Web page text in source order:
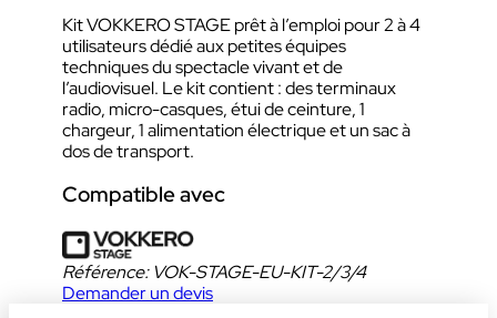
Kit VOKKERO STAGE prêt à l’emploi pour 2 à 4
utilisateurs dédié aux petites équipes
techniques du spectacle vivant et de
l’audiovisuel. Le kit contient : des terminaux
radio, micro-casques, étui de ceinture, 1
chargeur, 1 alimentation électrique et un sac à
dos de transport.
Compatible avec
Référence: VOK-STAGE-EU-KIT-2/3/4
Demander un devis